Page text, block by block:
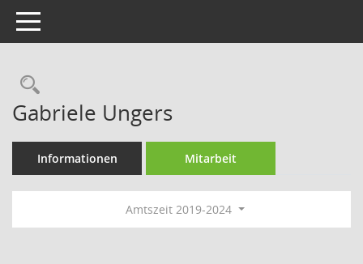
Toggle navigation
Rechercheauswahl
Gabriele Ungers
Informationen Mitarbeit
Amtszeit 2019-2024